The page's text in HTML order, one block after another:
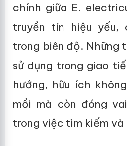
chính giữa E.
truyền tín hiệu yếu,
trong biên độ. Những
sử dụng trong giao
hướng, hữu ích
mồi mà còn đóng
trong việc tìm kiếm